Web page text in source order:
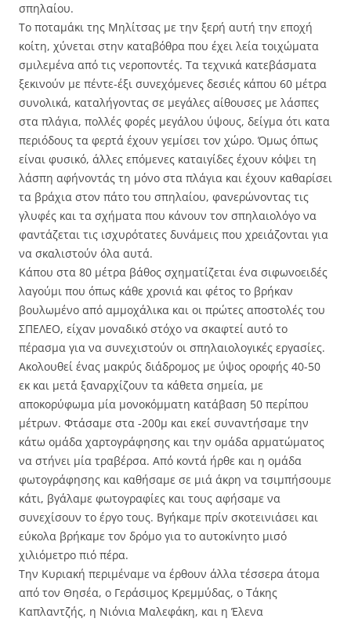
σπηλαίου.
Το ποταμάκι της Μηλίτσας με την ξερή αυτή την εποχή
κοίτη, χύνεται στην καταβόθρα που έχει λεία τοιχώματα
σμιλεμένα από τις νεροποντές. Τα τεχνικά κατεβάσματα
ξεκινούν με πέντε-έξι συνεχόμενες δεσιές κάπου 60 μέτρα
συνολικά, καταλήγοντας σε μεγάλες αίθουσες με λάσπες
στα πλάγια, πολλές φορές μεγάλου ύψους, δείγμα ότι κατα
περιόδους τα φερτά έχουν γεμίσει τον χώρο. Όμως όπως
είναι φυσικό, άλλες επόμενες καταιγίδες έχουν κόψει τη
λάσπη αφήνοντάς τη μόνο στα πλάγια και έχουν καθαρίσει
τα βράχια στον πάτο του σπηλαίου, φανερώνοντας τις
γλυφές και τα σχήματα που κάνουν τον σπηλαιολόγο να
φαντάζεται τις ισχυρότατες δυνάμεις που χρειάζονται για
να σκαλιστούν όλα αυτά.
Κάπου στα 80 μέτρα βάθος σχηματίζεται ένα σιφωνοειδές
λαγούμι που όπως κάθε χρονιά και φέτος το βρήκαν
βουλωμένο από αμμοχάλικα και οι πρώτες αποστολές του
ΣΠΕΛΕΟ, είχαν μοναδικό στόχο να σκαφτεί αυτό το
πέρασμα για να συνεχιστούν οι σπηλαιολογικές εργασίες.
Ακολουθεί ένας μακρύς διάδρομος με ύψος οροφής 40-50
εκ και μετά ξαναρχίζουν τα κάθετα σημεία, με
αποκορύφωμα μία μονοκόμματη κατάβαση 50 περίπου
μέτρων. Φτάσαμε στα -200μ και εκεί συναντήσαμε την
κάτω ομάδα χαρτογράφησης και την ομάδα αρματώματος
να στήνει μία τραβέρσα. Από κοντά ήρθε και η ομάδα
φωτογράφησης και καθήσαμε σε μιά άκρη να τσιμπήσουμε
κάτι, βγάλαμε φωτογραφίες και τους αφήσαμε να
συνεχίσουν το έργο τους. Βγήκαμε πρίν σκοτεινιάσει και
εύκολα βρήκαμε τον δρόμο για το αυτοκίνητο μισό
χιλιόμετρο πιό πέρα.
Την Κυριακή περιμέναμε να έρθουν άλλα τέσσερα άτομα
από τον Θησέα, ο Γεράσιμος Κρεμμύδας, ο Τάκης
Καπλαντζής, η Νιόνια Μαλεφάκη, και η Έλενα